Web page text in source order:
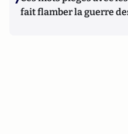
fait flamber la guerre